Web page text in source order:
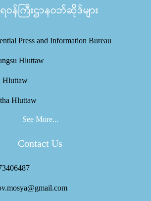
ဝန်ကြီးဌာနဝဘ်ဆိုဒ်များ
Press and Information Bureau
Hluttaw
Hluttaw
Hluttaw
See More...
Contact Us